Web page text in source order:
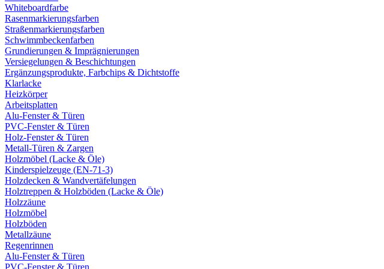
Whiteboardfarbe
Rasenmarkierungsfarben
Straßenmarkierungsfarben
Schwimmbeckenfarben
Grundierungen & Imprägnierungen
Versiegelungen & Beschichtungen
Ergänzungsprodukte, Farbchips & Dichtstoffe
Klarlacke
Heizkörper
Arbeitsplatten
Alu-Fenster & Türen
PVC-Fenster & Türen
Holz-Fenster & Türen
Metall-Türen & Zargen
Holzmöbel (Lacke & Öle)
Kinderspielzeuge (EN-71-3)
Holzdecken & Wandvertäfelungen
Holztreppen & Holzböden (Lacke & Öle)
Holzzäune
Holzmöbel
Holzböden
Metallzäune
Regenrinnen
Alu-Fenster & Türen
PVC-Fenster & Türen